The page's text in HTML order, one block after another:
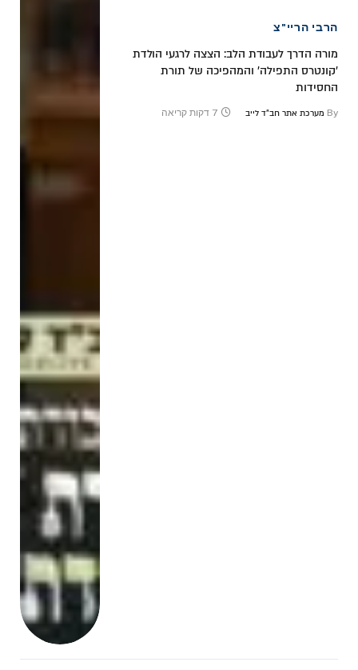
הרבי הריי"צ
מורה הדרך לעבודת הלב: הצצה לרגעי הולדת
'קונטרס התפילה' והמהפיכה של תורת
החסידות
By מערכת אתר חב"ד לייב 7 דקות קריאה